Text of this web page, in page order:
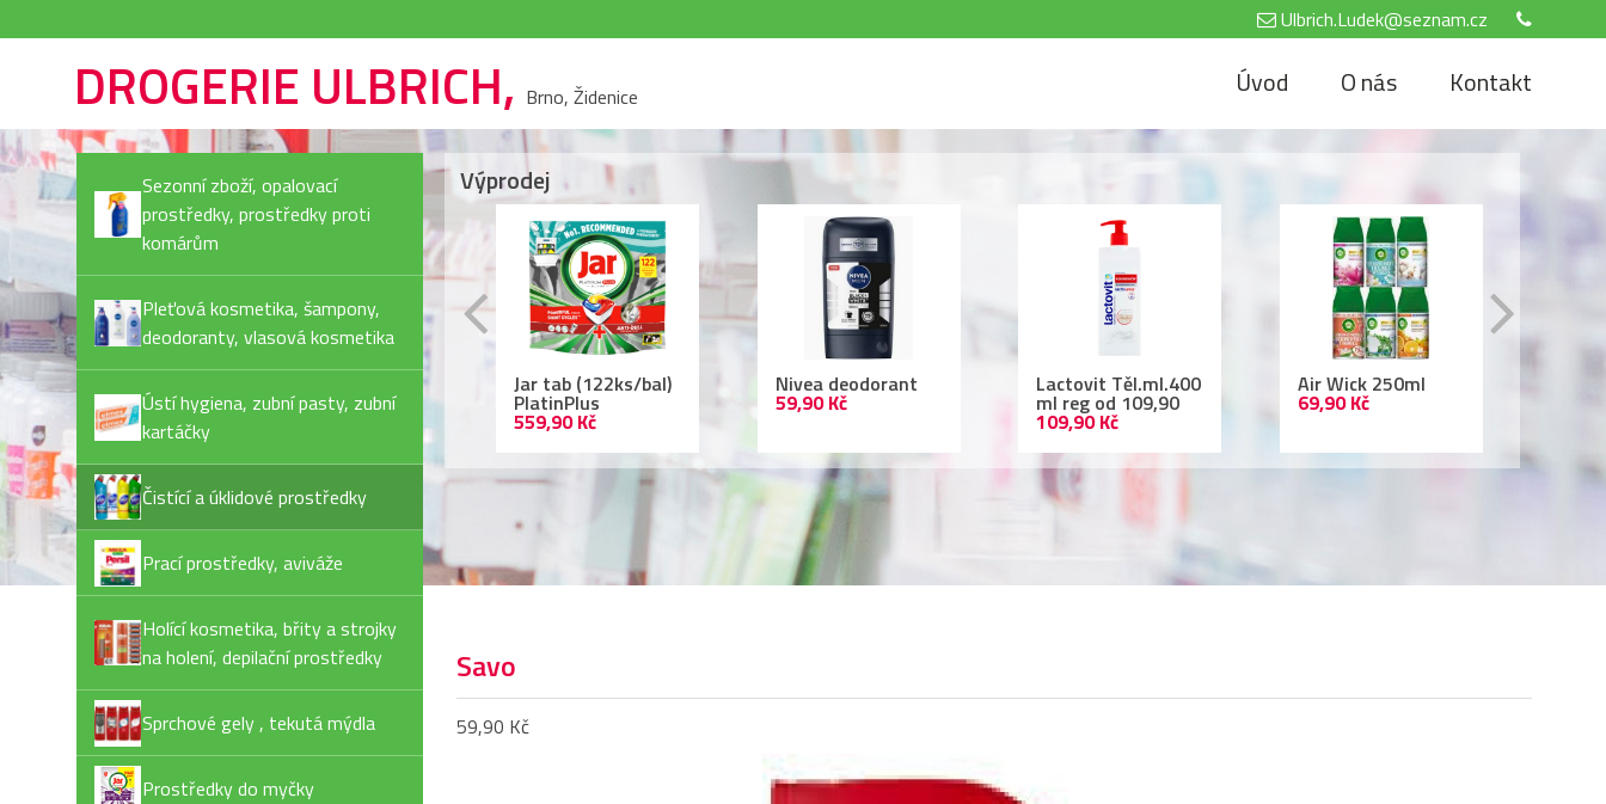
Ulbrich.Ludek@seznam.cz
DROGERIE ULBRICH, Brno, Židenice Úvod O nás Kontakt
Sezonní zboží, opalovací
prostředky, prostředky proti
komárům
Pleťová kosmetika, šampony,
deodoranty, vlasová kosmetika
Ústí hygiena, zubní pasty, zubní
kartáčky
Čistící a úklidové prostředky
Prací prostředky, aviváže
Holící kosmetika, břity a strojky
na holení, depilační prostředky
Sprchové gely , tekutá mýdla
Prostředky do myčky
Výprodej
Invisible Pure
Kč
(72PD/bal) Color
479,90 Kč
Jar tab (122ks/bal)
PlatinPlus
559,90 Kč
Nivea deodorant
59,90 Kč
Lactovit Těl.ml.400
ml reg od 109,90
109,90 Kč
Air Wick 250ml
69,90 Kč
Savo
59,90 Kč